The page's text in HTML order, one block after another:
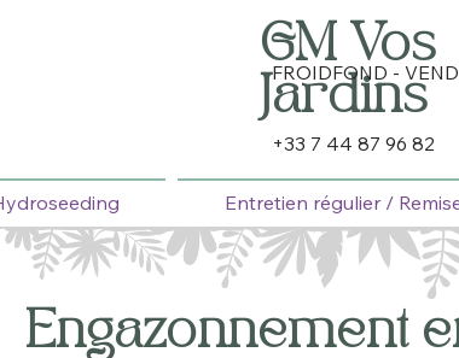
GM Vos
Jardins
FROIDFOND -
+33 7 44 87 96 82
Entretien régulier /
Engazonnement